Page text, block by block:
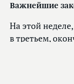
Важнейшие
На этой
в третьем,